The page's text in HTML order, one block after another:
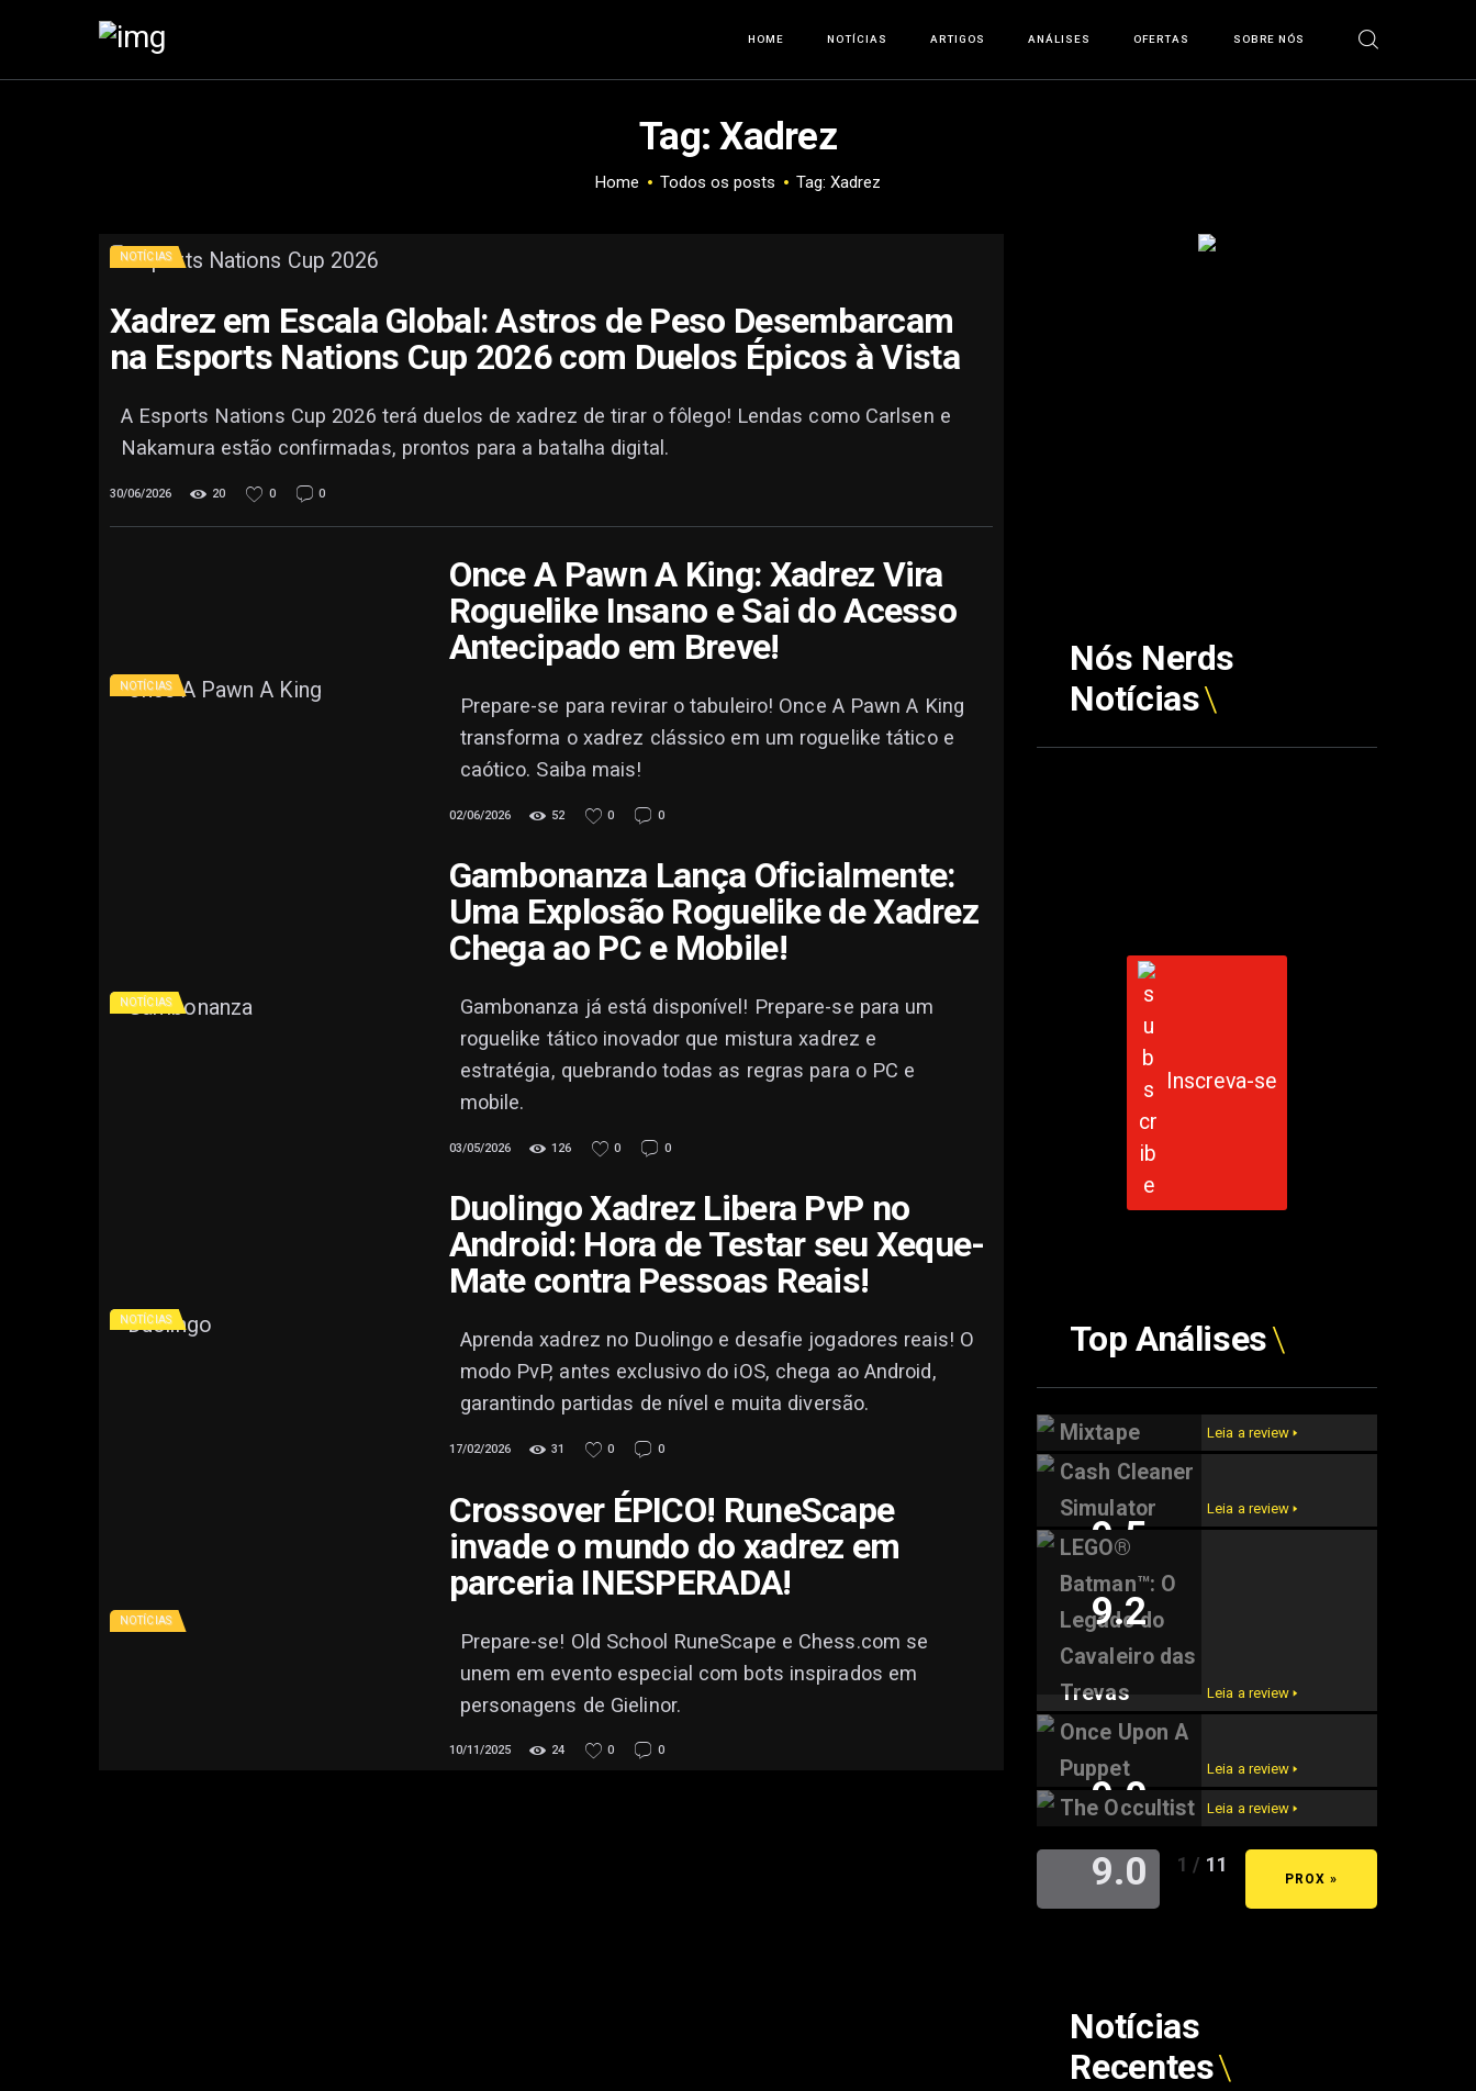
HOME NOTÍCIAS ARTIGOS ANÁLISES OFERTAS SOBRE NÓS
Tag: Xadrez
Home Todos os posts Tag: Xadrez
ARTIGOS
OFERTAS
SOBRE NÓS
NOTÍCIAS
Xadrez em Escala Global: Astros de Peso Desembarcam
na Esports Nations Cup 2026 com Duelos Épicos à Vista
A Esports Nations Cup 2026 terá duelos de xadrez de tirar o fôlego! Lendas como Carlsen e
Nakamura estão confirmadas, prontos para a batalha digital.
30/06/2026 20 0 0
NOTÍCIAS
Once A Pawn A King: Xadrez Vira
Roguelike Insano e Sai do Acesso
Antecipado em Breve!
Prepare-se para revirar o tabuleiro! Once A Pawn A King
transforma o xadrez clássico em um roguelike tático e
caótico. Saiba mais!
02/06/2026 52 0 0
NOTÍCIAS
Gambonanza Lança Oficialmente:
Uma Explosão Roguelike de Xadrez
Chega ao PC e Mobile!
Gambonanza já está disponível! Prepare-se para um
roguelike tático inovador que mistura xadrez e
estratégia, quebrando todas as regras para o PC e
mobile.
03/05/2026 126 0 0
NOTÍCIAS
Duolingo Xadrez Libera PvP no
Android: Hora de Testar seu Xeque-
Mate contra Pessoas Reais!
Aprenda xadrez no Duolingo e desafie jogadores reais! O
modo PvP, antes exclusivo do iOS, chega ao Android,
garantindo partidas de nível e muita diversão.
17/02/2026 31 0 0
NOTÍCIAS
Crossover ÉPICO! RuneScape
invade o mundo do xadrez em
parceria INESPERADA!
Prepare-se! Old School RuneScape e Chess.com se
unem em evento especial com bots inspirados em
personagens de Gielinor.
10/11/2025 24 0 0
Nós Nerds
Notícias
Inscreva-se
Top Análises
Mixtape
9.6
Leia a review 🢒
Cash Cleaner
Simulator
9.5
Leia a review 🢒
LEGO®
Batman™: O
Legado do
Cavaleiro das
Trevas
9.2
Leia a review 🢒
Once Upon A
Puppet
9.0
Leia a review 🢒
The Occultist
9.0
Leia a review 🢒
« ANT
1 / 11
PROX »
Notícias
Recentes